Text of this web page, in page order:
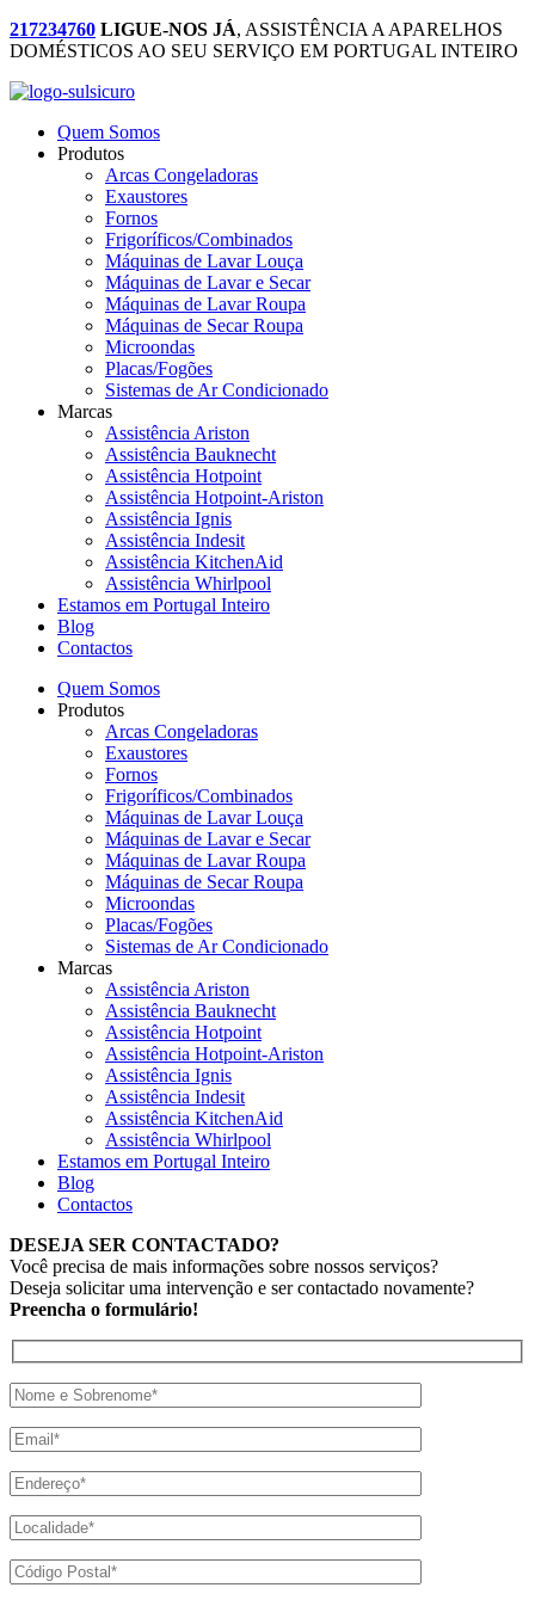
217234760 LIGUE-NOS JÁ, ASSISTÊNCIA A APARELHOS
DOMÉSTICOS AO SEU SERVIÇO EM PORTUGAL INTEIRO
Quem Somos
Produtos
Arcas Congeladoras
Exaustores
Fornos
Frigoríficos/Combinados
Máquinas de Lavar Louça
Máquinas de Lavar e Secar
Máquinas de Lavar Roupa
Máquinas de Secar Roupa
Microondas
Placas/Fogões
Sistemas de Ar Condicionado
Marcas
Assistência Ariston
Assistência Bauknecht
Assistência Hotpoint
Assistência Hotpoint-Ariston
Assistência Ignis
Assistência Indesit
Assistência KitchenAid
Assistência Whirlpool
Estamos em Portugal Inteiro
Blog
Contactos
Quem Somos
Produtos
Arcas Congeladoras
Exaustores
Fornos
Frigoríficos/Combinados
Máquinas de Lavar Louça
Máquinas de Lavar e Secar
Máquinas de Lavar Roupa
Máquinas de Secar Roupa
Microondas
Placas/Fogões
Sistemas de Ar Condicionado
Marcas
Assistência Ariston
Assistência Bauknecht
Assistência Hotpoint
Assistência Hotpoint-Ariston
Assistência Ignis
Assistência Indesit
Assistência KitchenAid
Assistência Whirlpool
Estamos em Portugal Inteiro
Blog
Contactos
DESEJA SER CONTACTADO?
Você precisa de mais informações sobre nossos serviços?
Deseja solicitar uma intervenção e ser contactado novamente?
Preencha o formulário!